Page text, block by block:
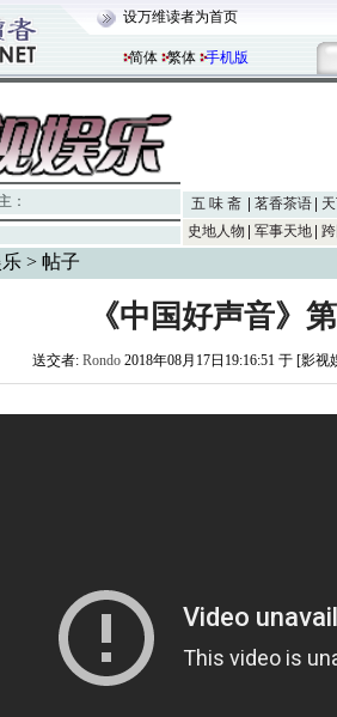
设万维读者为首页
简体 繁体 手机版
： 五 味 斋 茗香茶语
史地人物
军事天地
> 帖子
《中国好声音》
送交者: Rondo 2018年08月17日19:16:51 于 [影视